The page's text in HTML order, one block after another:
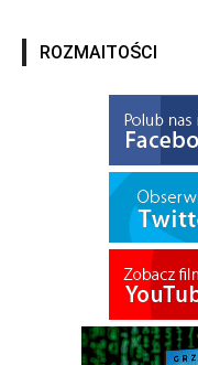
ROZMAITOŚCI